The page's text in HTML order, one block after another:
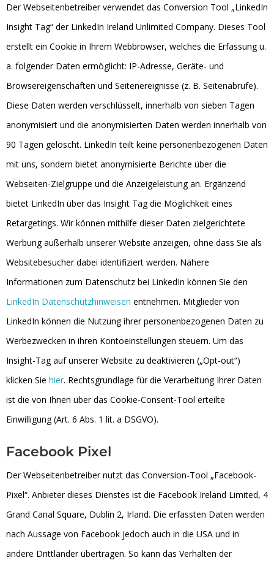
Der Webseitenbetreiber verwendet das Conversion Tool „LinkedIn
Insight Tag“ der LinkedIn Ireland Unlimited Company. Dieses Tool
erstellt ein Cookie in Ihrem Webbrowser, welches die Erfassung u.
a. folgender Daten ermöglicht: IP-Adresse, Geräte- und
Browsereigenschaften und Seitenereignisse (z. B. Seitenabrufe).
Diese Daten werden verschlüsselt, innerhalb von sieben Tagen
anonymisiert und die anonymisierten Daten werden innerhalb von
90 Tagen gelöscht. LinkedIn teilt keine personenbezogenen Daten
mit uns, sondern bietet anonymisierte Berichte über die
Webseiten-Zielgruppe und die Anzeigeleistung an. Ergänzend
bietet LinkedIn über das Insight Tag die Möglichkeit eines
Retargetings. Wir können mithilfe dieser Daten zielgerichtete
Werbung außerhalb unserer Website anzeigen, ohne dass Sie als
Websitebesucher dabei identifiziert werden. Nähere
Informationen zum Datenschutz bei LinkedIn können Sie den
LinkedIn Datenschutzhinweisen entnehmen. Mitglieder von
LinkedIn können die Nutzung ihrer personenbezogenen Daten zu
Werbezwecken in ihren Kontoeinstellungen steuern. Um das
Insight-Tag auf unserer Website zu deaktivieren („Opt-out“)
klicken Sie hier. Rechtsgrundlage für die Verarbeitung Ihrer Daten
ist die von Ihnen über das Cookie-Consent-Tool erteilte
Einwilligung (Art. 6 Abs. 1 lit. a DSGVO).
Facebook Pixel
Der Webseitenbetreiber nutzt das Conversion-Tool „Facebook-
Pixel“. Anbieter dieses Dienstes ist die Facebook Ireland Limited, 4
Grand Canal Square, Dublin 2, Irland. Die erfassten Daten werden
nach Aussage von Facebook jedoch auch in die USA und in
andere Drittländer übertragen. So kann das Verhalten der